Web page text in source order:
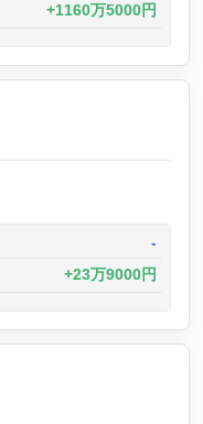
1160万5000円
-
23万9000円